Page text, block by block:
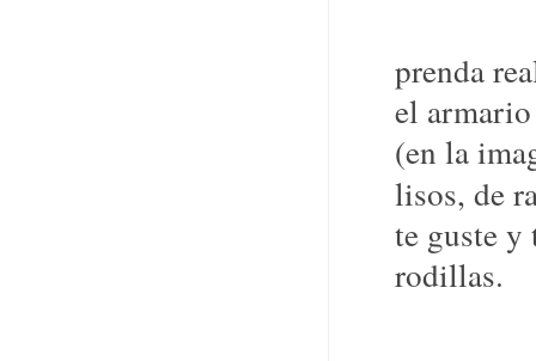
prenda
el
(en la
lisos, de
te guste y
rodillas.